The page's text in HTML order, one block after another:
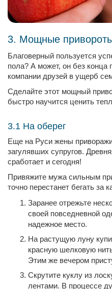
3. Мощные
Благоверный пользуется
пола? А может, он без конца
компании друзей в ущерб
Сделайте этот мощный
быстро научится ценить
3.1 На оберег
Еще на Руси жены
загулявших супругов.
сработает и сегодня!
Привяжите мужа сильным
точно перестанет бегать за
Заранее отрежьте
своей повседневной
надежное место.
На растущую луну
красную шелковую
Этим же вечером
Скрутите куклу из
лентами. В процессе